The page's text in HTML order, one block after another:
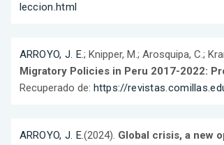
leccion.html
ARROYO, J. E.; Knipper, M.; Arosquipa, C.;
Migratory Policies in Peru 2017-2022:
Recuperado de: https://
ARROYO, J. E.(2024). Global crisis, a new